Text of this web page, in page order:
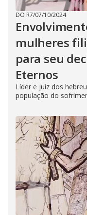
DO R7/07/10/2024
mulheres
para seu
Eternos
Líder e juiz dos
população do